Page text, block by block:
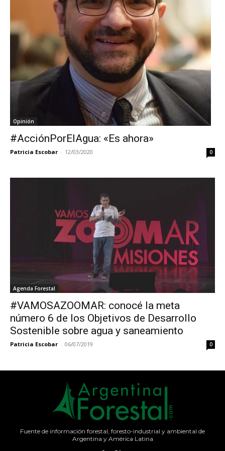
Opinión
#AcciónPorElAgua: «Es ahora»
Patricia Escobar - 12/03/2020 0
Agenda Forestal
#VAMOSAZOOMAR: conocé la meta
número 6 de los Objetivos de Desarrollo
Sostenible sobre agua y saneamiento
Patricia Escobar - 06/07/2019 0
Fuente de información forestal, foresto-industrial y ambiental de
Argentina y América Latina